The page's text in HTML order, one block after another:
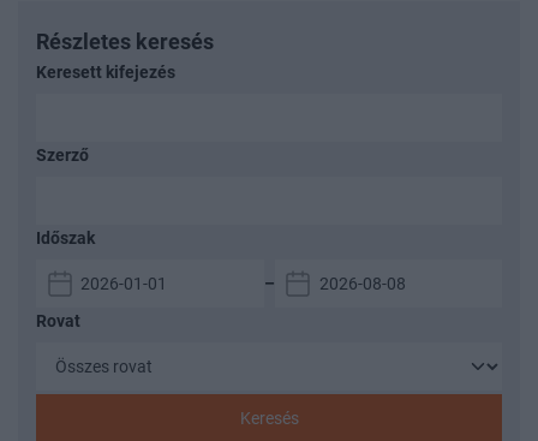
Részletes keresés
Keresett kifejezés
Szerző
Időszak
–
Rovat
Keresés